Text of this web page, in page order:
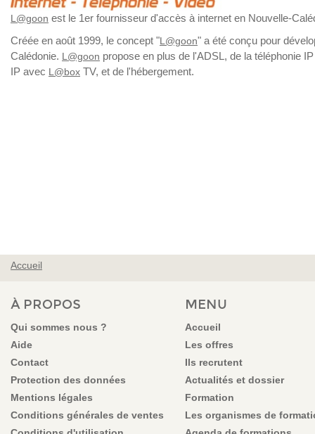
L@goon est le 1er fournisseur d'accès à internet en Nouvelle-
Créée en août 1999, le concept "L@goon" a été conçu pour
Calédonie. L@goon propose en plus de l'ADSL, de la téléphonie
IP avec L@box TV, et de l'hébergement.
VOUS ÊTES ICI
Accueil
À PROPOS
Qui sommes nous ?
Aide
Contact
Protection des données
Mentions légales
Conditions générales de ventes
MENU
Accueil
Les offres
Ils recrutent
Actualités et dossier
Formation
Les organismes de